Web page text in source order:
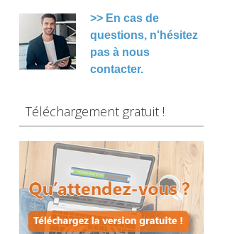
>> En cas de
questions, n'hésitez
pas à nous
contacter.
Téléchargement gratuit !